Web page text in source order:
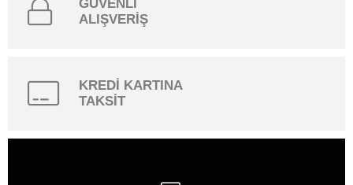
GÜVENLİ
ALIŞVERİŞ
KREDİ KARTINA
TAKSİT